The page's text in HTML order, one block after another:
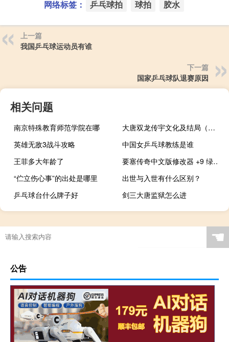
网络标签： 乒乓球拍 球拍 胶水
上一篇
我国乒乓球运动员有谁
下一篇
国家乒乓球队退赛原因
相关问题
南京特殊教育师范学院在哪
大唐双龙传宇文化及结局（大唐双龙传宇文化及）
英雄无敌3战斗攻略
中国女乒乓球教练是谁
王菲多大年龄了
要塞传奇中文版修改器 +9 绿色免费版（要塞传奇中文版修改器 +9 绿色免费版功能简介）
“伫立伤心事”的出处是哪里
出世与入世有什么区别？
乒乓球台什么牌子好
剑三大唐监狱怎么进
☚
公告